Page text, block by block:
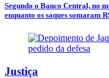
Segundo o Banco Central, no
enquanto os saques somaram
Justiça